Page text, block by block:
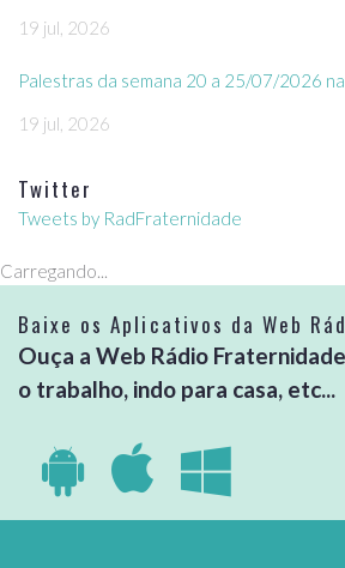
19 jul, 2026
Palestras da semana 20 a 25/07/2026
19 jul, 2026
Twitter
Tweets by RadFraternidade
Carregando...
Baixe os Aplicativos da Web
Ouça a Web Rádio
o trabalho, indo para casa, etc...